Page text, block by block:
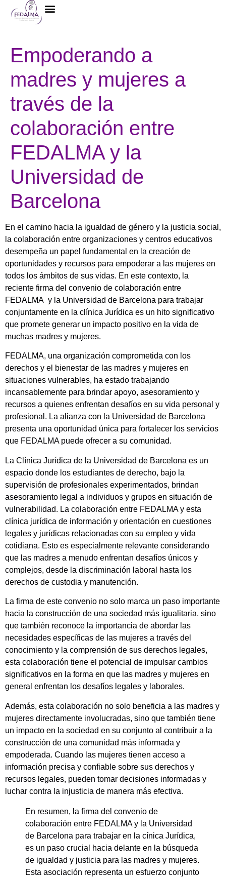
Empoderando a
madres y mujeres a
través de la
colaboración entre
FEDALMA y la
Universidad de
Barcelona
En el camino hacia la igualdad de género y la justicia social,
la colaboración entre organizaciones y centros educativos
desempeña un papel fundamental en la creación de
oportunidades y recursos para empoderar a las mujeres en
todos los ámbitos de sus vidas. En este contexto, la
reciente firma del convenio de colaboración entre
FEDALMA y la Universidad de Barcelona para trabajar
conjuntamente en la clínica Jurídica es un hito significativo
que promete generar un impacto positivo en la vida de
muchas madres y mujeres.
FEDALMA, una organización comprometida con los
derechos y el bienestar de las madres y mujeres en
situaciones vulnerables, ha estado trabajando
incansablemente para brindar apoyo, asesoramiento y
recursos a quienes enfrentan desafíos en su vida personal y
profesional. La alianza con la Universidad de Barcelona
presenta una oportunidad única para fortalecer los servicios
que FEDALMA puede ofrecer a su comunidad.
La Clínica Jurídica de la Universidad de Barcelona es un
espacio donde los estudiantes de derecho, bajo la
supervisión de profesionales experimentados, brindan
asesoramiento legal a individuos y grupos en situación de
vulnerabilidad. La colaboración entre FEDALMA y esta
clínica jurídica de información y orientación en cuestiones
legales y jurídicas relacionadas con su empleo y vida
cotidiana. Esto es especialmente relevante considerando
que las madres a menudo enfrentan desafíos únicos y
complejos, desde la discriminación laboral hasta los
derechos de custodia y manutención.
La firma de este convenio no solo marca un paso importante
hacia la construcción de una sociedad más igualitaria, sino
que también reconoce la importancia de abordar las
necesidades específicas de las mujeres a través del
conocimiento y la comprensión de sus derechos legales,
esta colaboración tiene el potencial de impulsar cambios
significativos en la forma en que las madres y mujeres en
general enfrentan los desafíos legales y laborales.
Además, esta colaboración no solo beneficia a las madres y
mujeres directamente involucradas, sino que también tiene
un impacto en la sociedad en su conjunto al contribuir a la
construcción de una comunidad más informada y
empoderada. Cuando las mujeres tienen acceso a
información precisa y confiable sobre sus derechos y
recursos legales, pueden tomar decisiones informadas y
luchar contra la injusticia de manera más efectiva.
En resumen, la firma del convenio de
colaboración entre FEDALMA y la Universidad
de Barcelona para trabajar en la cínica Jurídica,
es un paso crucial hacia delante en la búsqueda
de igualdad y justicia para las madres y mujeres.
Esta asociación representa un esfuerzo conjunto